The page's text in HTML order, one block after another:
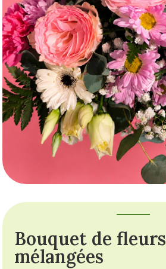
Bouquet de fleurs
mélangées